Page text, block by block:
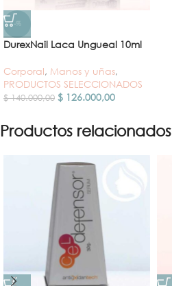
-%
DurexNail Laca Ungueal 10ml
Corporal, Manos y uñas,
PRODUCTOS SELECCIONADOS
$140.000,00 $ 126.000,00
Productos relacionados